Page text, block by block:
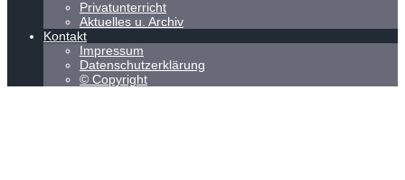
Privatunterricht
Aktuelles u. Archiv
Kontakt
Impressum
Datenschutzerklärung
© Copyright